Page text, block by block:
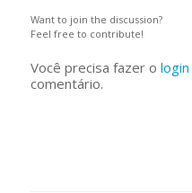
Want to join the discussion?
Feel free to contribute!
Você precisa fazer o login
comentário.